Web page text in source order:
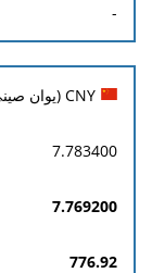
-
7.783400
7.769200
776.92